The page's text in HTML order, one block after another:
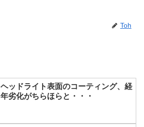
Toh
ヘッドライト表面のコーティング、経
年劣化がちらほらと・・・